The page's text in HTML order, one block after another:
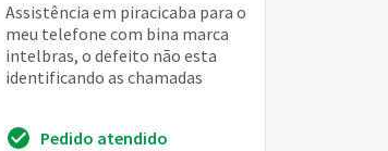
Assistência em piracicaba para o
meu telefone com bina marca
intelbras, o defeito não esta
identificando as chamadas
Pedido atendido